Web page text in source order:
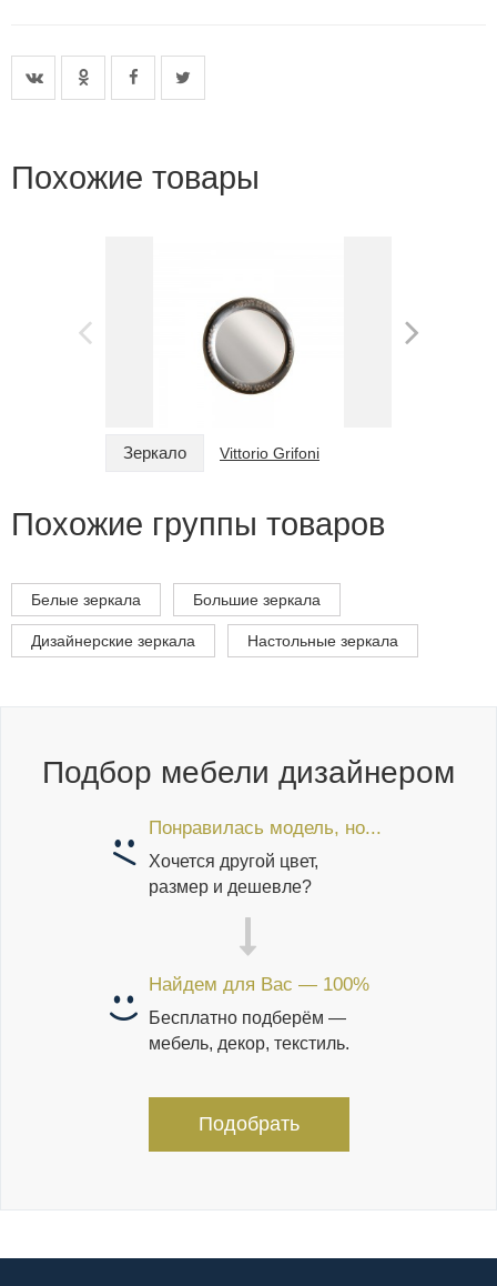
Похожие товары
Зеркало Vittorio Grifoni
Похожие группы товаров
Белые зеркала Большие зеркала
Дизайнерские зеркала Настольные зеркала
Подбор мебели дизайнером
Понравилась модель, но...
Хочется другой цвет,
размер и дешевле?
Найдем для Вас — 100%
Бесплатно подберём —
мебель, декор, текстиль.
Подобрать